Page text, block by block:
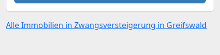
Alle Immobilien in Zwangsversteigerung in Greifswald